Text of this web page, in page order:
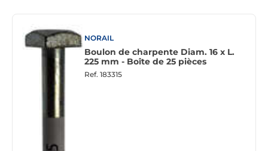
NORAIL
Boulon de charpente Diam. 16 x L.
225 mm - Boîte de 25 pièces
Ref. 183315